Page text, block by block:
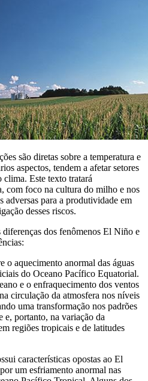
são diretas sobre a temperatura e
aspectos, tendem a afetar setores
clima. Este texto tratará
com foco na cultura do milho e nos
adversas para a produtividade em
desses riscos.
dos fenômenos El Niño e
o aquecimento anormal das águas
do Oceano Pacífico Equatorial.
e o enfraquecimento dos ventos
circulação da atmosfera nos níveis
uma transformação nos padrões
e, portanto, na variação da
regiões tropicais e de latitudes
características opostas ao El
um esfriamento anormal nas